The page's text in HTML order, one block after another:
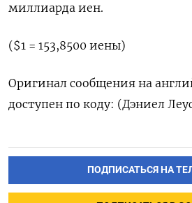
миллиарда иен.
($1 = 153,8500 иены)
Оригинал сообщения на
доступен по коду: (Дэниел
ПОДПИСАТЬСЯ НА